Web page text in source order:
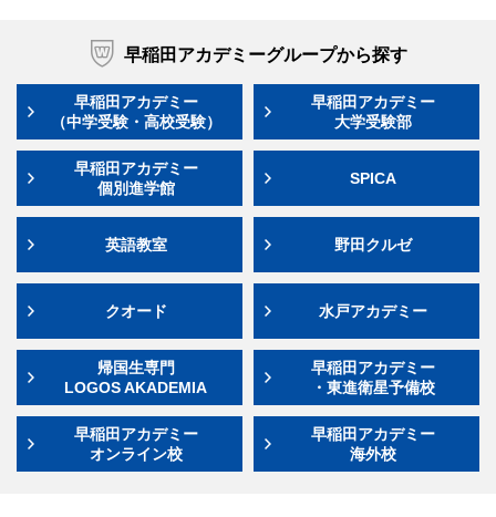
早稲田アカデミーグループから探す
早稲田アカデミー
（中学受験・高校受験）
早稲田アカデミー
大学受験部
早稲田アカデミー
個別進学館
SPICA
英語教室 野田クルゼ
クオード 水戸アカデミー
帰国生専門
LOGOS AKADEMIA
早稲田アカデミー
・東進衛星予備校
早稲田アカデミー
オンライン校
早稲田アカデミー
海外校